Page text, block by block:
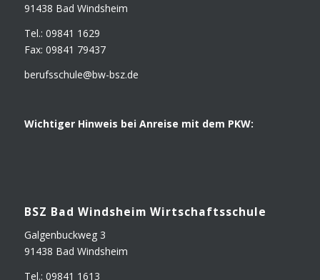
91438 Bad Windsheim
Tel.: 09841 1629
Fax: 09841 79437
berufsschule@​bw-​bsz.​de
Wich­ti­ger Hin­weis bei Anrei­se mit dem PKW:
BSZ Bad Winds­heim Wirtschaftsschule
Gal­gen­buck­weg 3
91438 Bad Windsheim
Tel.: 09841 1613